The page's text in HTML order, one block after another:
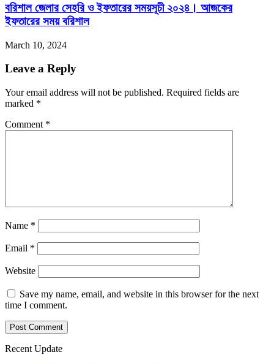
বরিশাল জেলার সেহরি ও ইফতারের সময়সূচী ২০২৪। আজকের
ইফতারের সময় বরিশাল
March 10, 2024
Leave a Reply
Your email address will not be published. Required fields are
marked *
Comment *
Name *
Email *
Website
Save my name, email, and website in this browser for the next
time I comment.
Recent Update